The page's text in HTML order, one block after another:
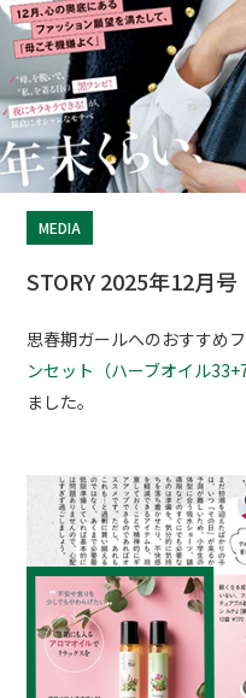
MEDIA
STORY 2025年12月号
思春期ガールへのおすすめ
ンセット（ハーブオイル
ました。